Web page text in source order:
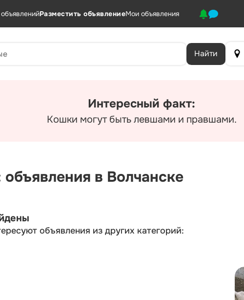
Разместить объявлениеМои объявления
Найти
Интересный факт:
Кошки могут быть левшами и правшами.
в Волчанске
объявления из других категорий: